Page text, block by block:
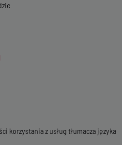
2025 11:17:26
korzystania z usług tłumacza języka